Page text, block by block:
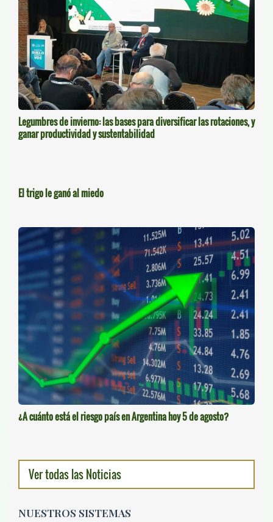
Legumbres de invierno: las bases para diversificar las rotaciones, y
ganar productividad y sustentabilidad
El trigo le ganó al miedo
¿A cuánto está el riesgo país en Argentina hoy 5 de agosto?
Ver todas las Noticias
NUESTROS SISTEMAS